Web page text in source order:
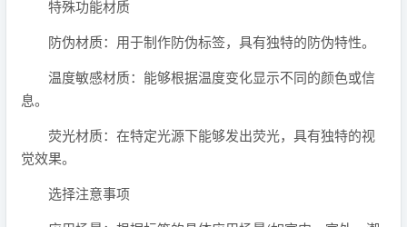
特殊功能材质
防伪材质：用于制作防伪标签，具有独特的防伪特性。
温度敏感材质：能够根据温度变化显示不同的颜色或信
息。
荧光材质：在特定光源下能够发出荧光，具有独特的视
觉效果。
选择注意事项